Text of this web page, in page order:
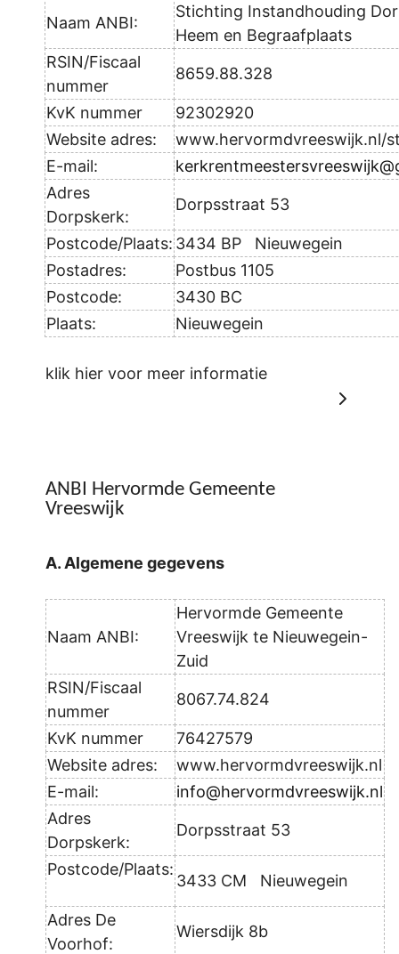
Naam ANBI:
Stichting Instandhouding
Heem en Begraafplaats
RSIN/Fiscaal
nummer
8659.88.328
KvK nummer
92302920
Website adres:
www.hervormdvreeswijk.nl/
E-mail:
Adres
Dorpskerk:
Dorpsstraat 53
Postcode/Plaats: 3434 BP Nieuwegein
Postadres:
Postbus 1105
Postcode:
3430 BC
Plaats:
Nieuwegein
klik hier voor meer informatie
ANBI Hervormde Gemeente
Vreeswijk
A. Algemene gegevens
Naam ANBI:
Hervormde Gemeente
Vreeswijk te Nieuwegein-
Zuid
RSIN/Fiscaal
nummer
8067.74.824
KvK nummer
76427579
Website adres:
www.hervormdvreeswijk.nl
E-mail:
info@hervormdvreeswijk.nl
Adres
Dorpskerk:
Dorpsstraat 53
Postcode/Plaats:
3433 CM Nieuwegein
Adres De
Voorhof:
Wiersdijk 8b